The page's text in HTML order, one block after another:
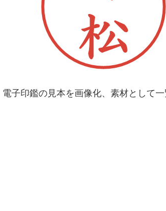
子印鑑の見本を画像化、素材として一